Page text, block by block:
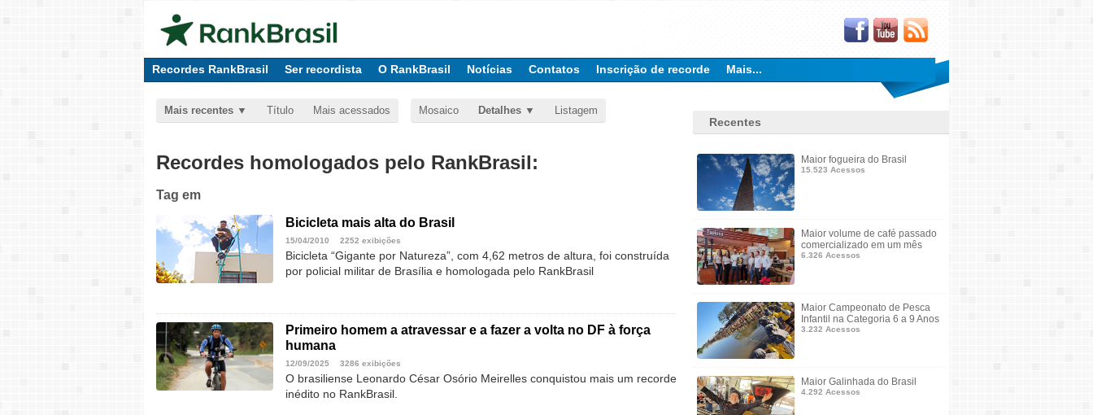
Recordes RankBrasil Ser recordista O RankBrasil Notícias Contatos Inscrição de recorde Mais...
Mais recentes Título Mais acessados Mosaico Detalhes Listagem
Recordes homologados pelo RankBrasil:
Tag em
Bicicleta mais alta do Brasil
15/04/2010 2252 exibições
Bicicleta “Gigante por Natureza”, com 4,62 metros de altura, foi construída
por policial militar de Brasília e homologada pelo RankBrasil
Primeiro homem a atravessar e a fazer a volta no DF à força
humana
12/09/2025 3286 exibições
O brasiliense Leonardo César Osório Meirelles conquistou mais um recorde
inédito no RankBrasil.
Recentes
Maior fogueira do Brasil
15.523 Acessos
Maior volume de café passado
comercializado em um mês
6.326 Acessos
Maior Campeonato de Pesca
Infantil na Categoria 6 a 9 Anos
3.232 Acessos
Maior Galinhada do Brasil
4.292 Acessos